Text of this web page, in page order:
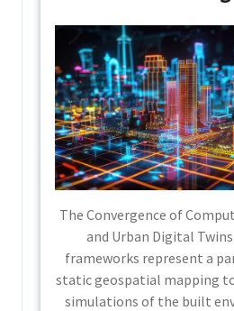
The Convergence of
and Urban Digital
frameworks represent a
static geospatial mapping
simulations of the built